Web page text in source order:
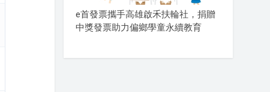
e首發票攜手高雄啟禾扶輪社，捐贈
中獎發票助力偏鄉學童永續教育